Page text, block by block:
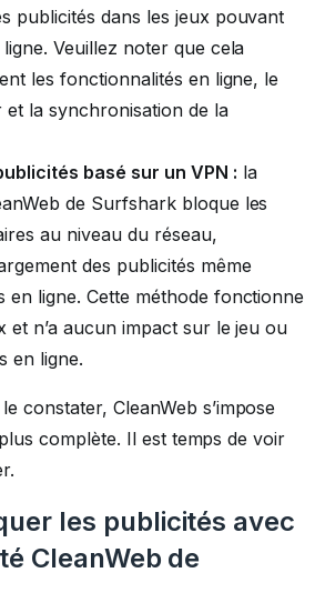
publicités dans les jeux pouvant
Veuillez noter que cela
les fonctionnalités en ligne, le
et la synchronisation de la
basé sur un VPN : la
de Surfshark bloque les
au niveau du réseau,
des publicités même
en ligne. Cette méthode fonctionne
et n’a aucun impact sur le jeu ou
en ligne.
constater, CleanWeb s’impose
complète. Il est temps de voir
les publicités avec
CleanWeb de